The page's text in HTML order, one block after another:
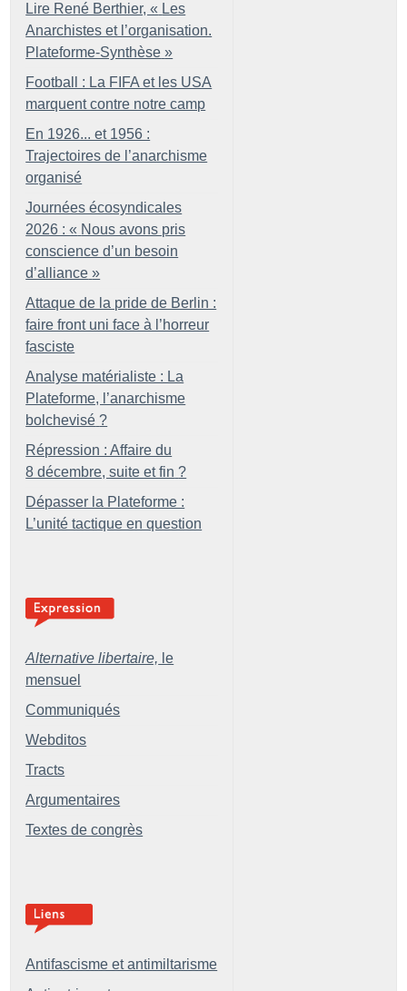
Lire René Berthier, « Les
Anarchistes et l’organisation.
Plateforme-Synthèse »
Football : La FIFA et les USA
marquent contre notre camp
En 1926... et 1956 :
Trajectoires de l’anarchisme
organisé
Journées écosyndicales
2026 : « Nous avons pris
conscience d’un besoin
d’alliance »
Attaque de la pride de Berlin :
faire front uni face à l’horreur
fasciste
Analyse matérialiste : La
Plateforme, l’anarchisme
bolchevisé ?
Répression : Affaire du
8 décembre, suite et fin ?
Dépasser la Plateforme :
L’unité tactique en question
Alternative libertaire, le
mensuel
Communiqués
Webditos
Tracts
Argumentaires
Textes de congrès
Antifascisme et antimiltarisme